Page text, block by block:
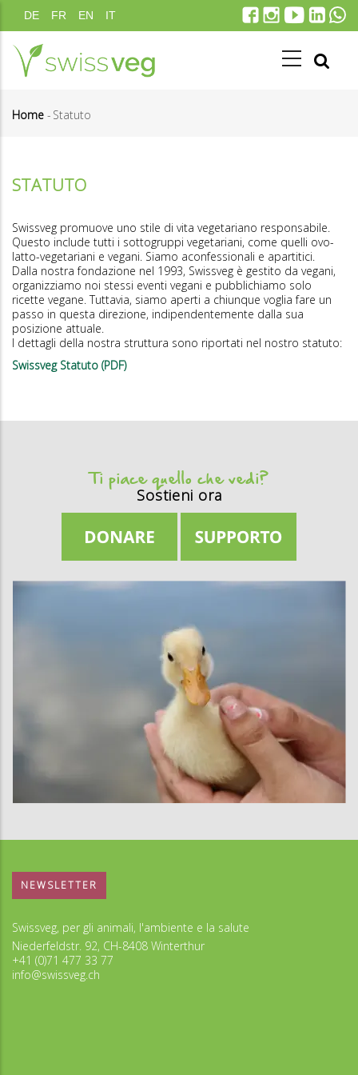
Salta
al
contenuto
principale
DE FR EN IT
pane
Home - Statuto
STATUTO
Swissveg promuove uno stile di vita vegetariano responsabile.
Questo include tutti i sottogruppi vegetariani, come quelli ovo-
latto-vegetariani e vegani. Siamo aconfessionali e apartitici.
Dalla nostra fondazione nel 1993, Swissveg è gestito da vegani,
organizziamo noi stessi eventi vegani e pubblichiamo solo
ricette vegane. Tuttavia, siamo aperti a chiunque voglia fare un
passo in questa direzione, indipendentemente dalla sua
posizione attuale.
I dettagli della nostra struttura sono riportati nel nostro statuto:
Swissveg Statuto (PDF)
Ti piace quello che vedi?
Sostieni ora
NEWSLETTER
Swissveg, per gli animali, l'ambiente e la salute
Niederfeldstr. 92, CH-8408 Winterthur
+41 (0)71 477 33 77
info@swissveg.ch